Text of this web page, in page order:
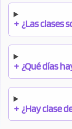
+ ¿Las clases
+ ¿Qué días
+ ¿Hay clase